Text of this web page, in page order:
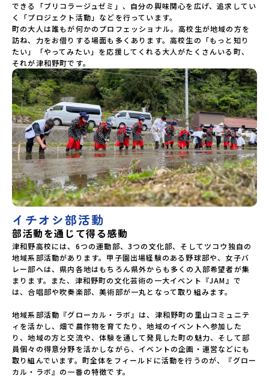
できる「ブリコラージュゼミ」、自分の興味関心を広げ、追求してい
く「プロジェクト活動」などを行っています。
町の大人は誰もが何かのプロフェッショナル。高校生が地域の方を
訪ね、力をお借りする場面も多くあります。高校生の「もっと知り
たい」「やってみたい」を応援してくれる大人がたくさんいる町、
それが津和野町です。
イチオシ部活動
部活動を通じて得る感動
津和野高校には、6つの運動部、3つの文化部、そしてツコウ独自の
地域系部活動があります。甲子園出場経験のある野球部や、女子バ
レー部へは、県内各地はもちろん県外からも多くの入部希望者が集
まります。また、津和野町の文化芸術の一大イベント『JAM』で
は、合唱部や吹奏楽部、美術部が一丸となって取り組みます。
地域系部活動『グローカル・ラボ』は、津和野町の里山コミュニテ
ィを活かし、畑で農作物を育てたり、地域のイベントへ参加した
り、地域の方と交流や、体験を通して発見した町の魅力、そして部
員個々の得意分野を活かしながら、イベントの企画・運営などにも
取り組んでいます。町全体をフィールドに活動を行うのが、『グロー
カル・ラボ』の一番の特徴です。